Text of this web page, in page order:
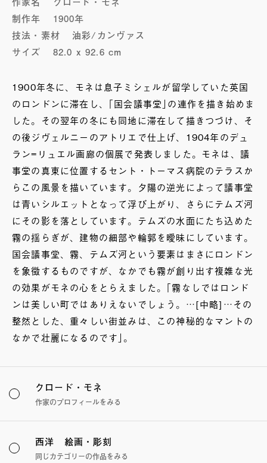
制作年
1900年
技法・素材
油彩/カンヴァス
サイズ
82.0 x 92.6 cm
1900年冬に、モネは息子ミシェルが留学していた英国
のロンドンに滞在し、｢国会議事堂｣の連作を描き始めま
した。その翌年の冬にも同地に滞在して描きつづけ、そ
の後ジヴェルニーのアトリエで仕上げ、1904年のデュ
ラン=リュエル画廊の個展で発表しました。モネは、議
事堂の真東に位置するセント・トーマス病院のテラスか
らこの風景を描いています。夕陽の逆光によって議事堂
は青いシルエットとなって浮び上がり、さらにテムズ河
にその影を落としています。テムズの水面にたち込めた
霧の揺らぎが、建物の細部や輪郭を曖昧にしています。
国会議事堂、霧、テムズ河という要素はまさにロンドン
を象徴するものですが、なかでも霧が創り出す複雑な光
の効果がモネの心をとらえました。｢霧なしではロンド
ンは美しい町ではありえないでしょう。…[中略]…その
整然とした、重々しい街並みは、この神秘的なマントの
なかで壮麗になるのです｣。
クロード・モネ
作家のプロフィールをみる
西洋 絵画・彫刻
同じカテゴリーの作品をみる